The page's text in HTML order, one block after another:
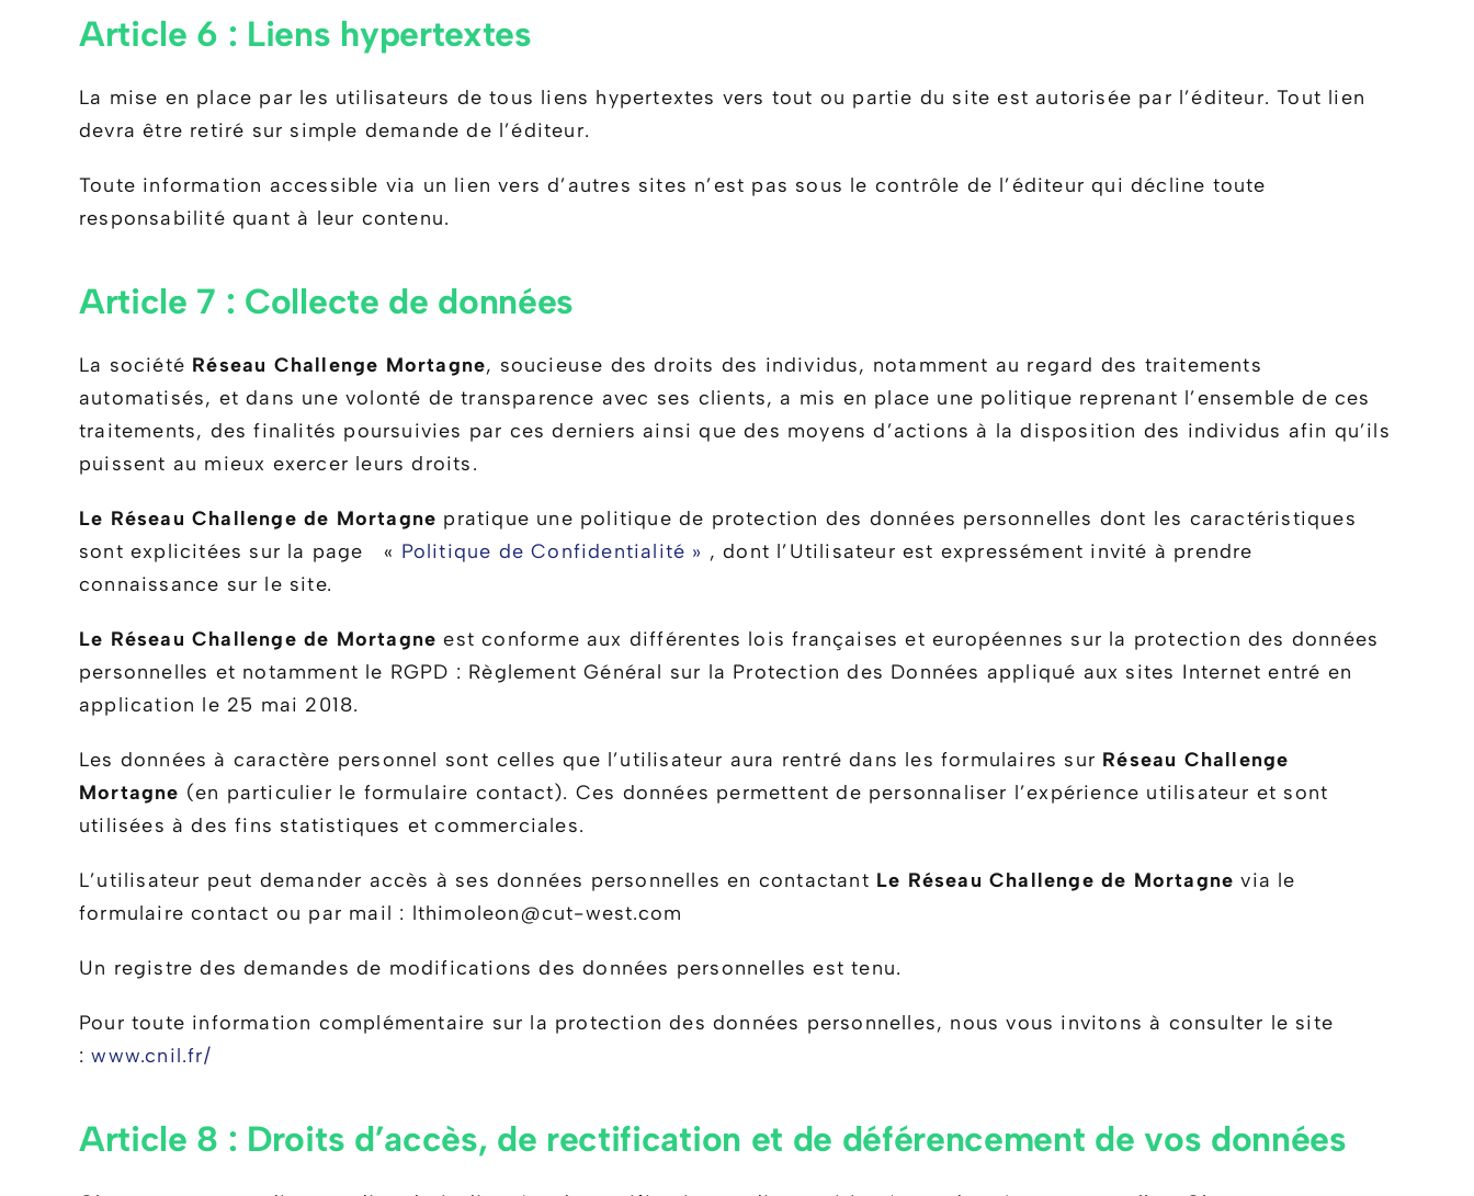
Article 6 : Liens hypertextes
La mise en place par les utilisateurs de tous liens hypertextes vers tout ou partie du site est autorisée par l’éditeur. Tout lien
devra être retiré sur simple demande de l’éditeur.
Toute information accessible via un lien vers d’autres sites n’est pas sous le contrôle de l’éditeur qui décline toute
responsabilité quant à leur contenu.
Article 7 : Collecte de données
La société Réseau Challenge Mortagne, soucieuse des droits des individus, notamment au regard des traitements
automatisés, et dans une volonté de transparence avec ses clients, a mis en place une politique reprenant l’ensemble de ces
traitements, des finalités poursuivies par ces derniers ainsi que des moyens d’actions à la disposition des individus afin qu’ils
puissent au mieux exercer leurs droits.
Le Réseau Challenge de Mortagne pratique une politique de protection des données personnelles dont les caractéristiques
sont explicitées sur la page « Politique de Confidentialité » , dont l’Utilisateur est expressément invité à prendre
connaissance sur le site.
Le Réseau Challenge de Mortagneest conforme aux différentes lois françaises et européennes sur la protection des données
personnelles et notamment le RGPD : Règlement Général sur la Protection des Données appliqué aux sites Internet entré en
application le 25 mai 2018.
Les données à caractère personnel sont celles que l’utilisateur aura rentré dans les formulaires sur Réseau Challenge
Mortagne (en particulier le formulaire contact). Ces données permettent de personnaliser l’expérience utilisateur et sont
utilisées à des fins statistiques et commerciales.
L’utilisateur peut demander accès à ses données personnelles en contactant Le Réseau Challenge de Mortagne via le
formulaire contact ou par mail : lthimoleon@cut-west.com
Un registre des demandes de modifications des données personnelles est tenu.
Pour toute information complémentaire sur la protection des données personnelles, nous vous invitons à consulter le site
:www.cnil.fr/
Article 8 : Droits d’accès, de rectification et de déférencement de vos données